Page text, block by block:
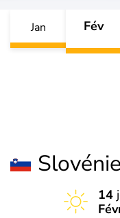
Jan Fév
14